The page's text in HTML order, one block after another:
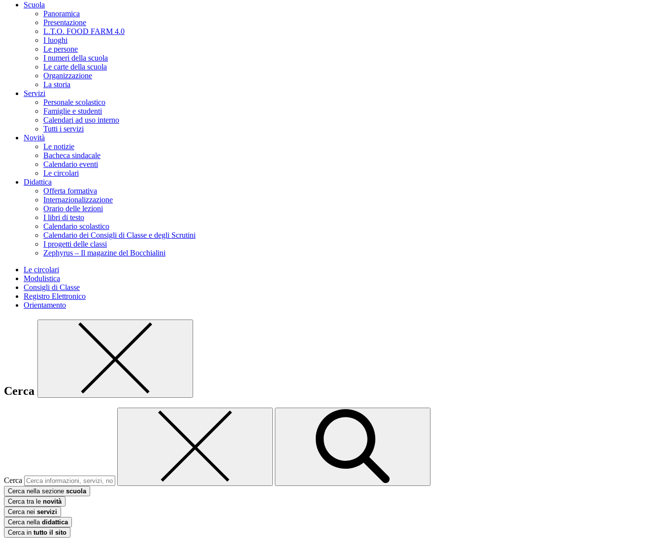
Scuola
Panoramica
Presentazione
L.T.O. FOOD FARM 4.0
I luoghi
Le persone
I numeri della scuola
Le carte della scuola
Organizzazione
La storia
Servizi
Personale scolastico
Famiglie e studenti
Calendari ad uso interno
Tutti i servizi
Novità
Le notizie
Bacheca sindacale
Calendario eventi
Le circolari
Didattica
Offerta formativa
Internazionalizzazione
Orario delle lezioni
I libri di testo
Calendario scolastico
Calendario dei Consigli di Classe e degli Scrutini
I progetti delle classi
Zephyrus – Il magazine del Bocchialini
Le circolari
Modulistica
Consigli di Classe
Registro Elettronico
Orientamento
Cerca
Cerca
Cerca nella sezione scuola
Cerca tra le novità
Cerca nei servizi
Cerca nella didattica
Cerca in tutto il sito